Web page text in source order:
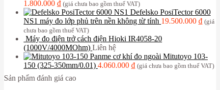
1.800.000 ₫ (giá chưa bao gồm thuế VAT)
Defelsko PosiTector 6000
NS1 máy đo lớp phủ trên nền không từ tính 19.500.000 ₫ (giá
chưa bao gồm thuế VAT)
Máy đo điện trở cách điện Hioki IR4058-20
(1000V/4000MOhm) Liên hệ
Panme cơ khí đo ngoài Mitutoyo 103-
150 (325-350mm/0.01) 4.060.000 ₫ (giá chưa bao gồm thuế VAT)
Sản phẩm đánh giá cao